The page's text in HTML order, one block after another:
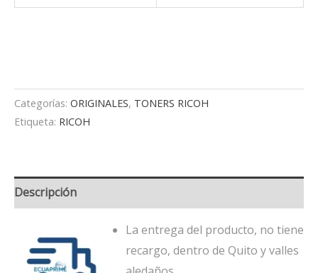
Categorías: ORIGINALES, TONERS RICOH
Etiqueta: RICOH
Descripción
La entrega del producto, no tiene
recargo, dentro de Quito y valles